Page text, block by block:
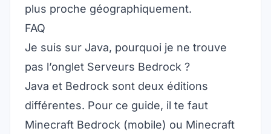
plus proche géographiquement.
FAQ
Je suis sur Java, pourquoi je ne trouve
pas l’onglet Serveurs Bedrock ?
Java et Bedrock sont deux éditions
différentes. Pour ce guide, il te faut
Minecraft Bedrock (mobile) ou Minecraft